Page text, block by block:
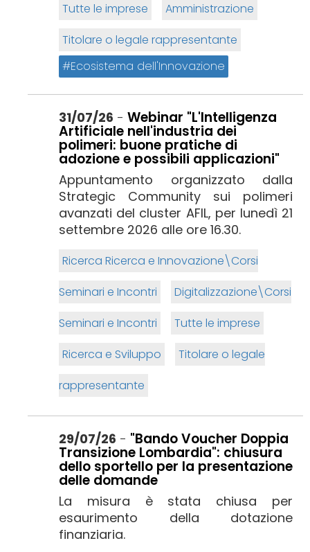
Tutte le imprese
Amministrazione
Titolare o legale rappresentante
Ecosistema dell'Innovazione
31/07/26 - Webinar "L'Intelligenza
Artificiale nell'industria dei
polimeri: buone pratiche di
adozione e possibili applicazioni"
Appuntamento organizzato dalla
Strategic Community sui polimeri
avanzati del cluster AFIL, per lunedì 21
settembre 2026 alle ore 16.30.
Ricerca Ricerca e Innovazione\Corsi
Seminari e Incontri
Digitalizzazione\Corsi
Seminari e Incontri
Tutte le imprese
Ricerca e Sviluppo
Titolare o legale
rappresentante
29/07/26 - "Bando Voucher Doppia
Transizione Lombardia": chiusura
dello sportello per la presentazione
delle domande
La misura è stata chiusa per
esaurimento della dotazione
finanziaria.